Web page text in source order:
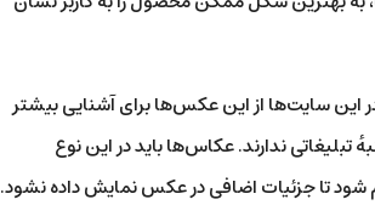
سایت‌ها از این عکس‌ها برای آشنایی بیشتر
ندارند. عکاس‌ها باید در این نوع
شود تا جزئیات اضافی در عکس نمایش داده نشود.